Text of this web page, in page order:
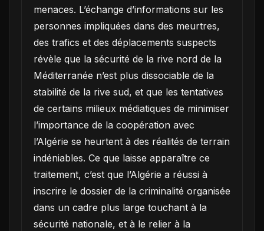
menaces. L’échange d’informations sur les
personnes impliquées dans des meurtres,
des trafics et des déplacements suspects
révèle que la sécurité de la rive nord de la
Méditerranée n’est plus dissociable de la
stabilité de la rive sud, et que les tentatives
de certains milieux médiatiques de minimiser
l’importance de la coopération avec
l’Algérie se heurtent à des réalités de terrain
indéniables. Ce que laisse apparaître ce
traitement, c’est que l’Algérie a réussi à
inscrire le dossier de la criminalité organisée
dans un cadre plus large touchant à la
sécurité nationale, et à le relier à la